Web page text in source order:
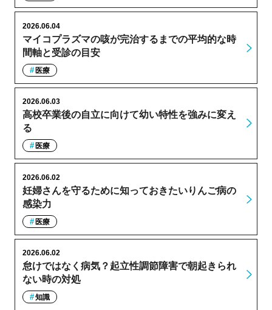
マイコプラズマの咳が完治するまでの平均的な時
間軸と受診の目安
2026.06.04
医療
高校卒業後の自立に向けて幼い特性を強みに変え
る
2026.06.03
医療
妊婦さんを守るために知っておきたいりんご病の
感染力
2026.06.02
医療
怠けではなく病気？起立性調節障害で朝起きられ
ない時の対処
2026.06.02
知識